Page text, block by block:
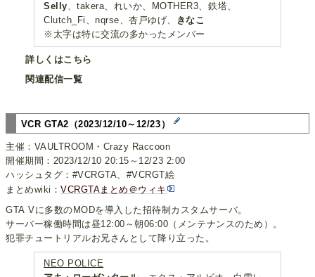
Selly、takera、れいか、MOTHER3、鉄塔、
Clutch_Fi、nqrse、杏戸ゆげ、
きなこ
※太字は特に交流の多かったメンバー
詳しくはこちら
関連配信一覧
VCR GTA2（2023/12/10～12/23）
主催：VAULTROOM・Crazy Raccoon
開催期間：2023/12/10 20:15～12/23 2:00
ハッシュタグ：#VCRGTA、#VCRGT絵
まとめwiki：VCRGTAまとめ＠ウィキ
GTA Vに多数のMODを導入した招待制カスタムサーバ。
サーバー稼働時間は昼12:00～朝06:00（メンテナンスのため）。
犯罪チュートリアルお兄さんとして降り立った。
NEO POLICE